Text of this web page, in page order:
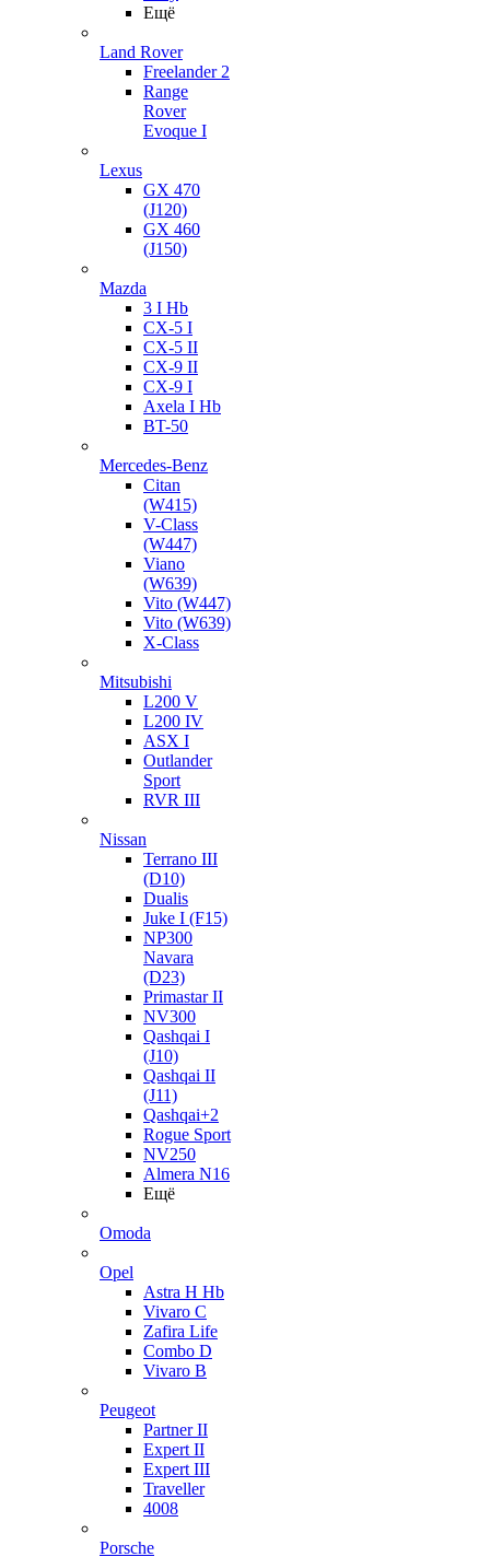
Ещё
Land Rover
Freelander 2
Range
Rover
Evoque I
Lexus
GX 470
(J120)
GX 460
(J150)
Mazda
3 I Hb
CX-5 I
CX-5 II
CX-9 II
CX-9 I
Axela I Hb
BT-50
Mercedes-Benz
Citan
(W415)
V-Class
(W447)
Viano
(W639)
Vito (W447)
Vito (W639)
X-Class
Mitsubishi
L200 V
L200 IV
ASX I
Outlander
Sport
RVR III
Nissan
Terrano III
(D10)
Dualis
Juke I (F15)
NP300
Navara
(D23)
Primastar II
NV300
Qashqai I
(J10)
Qashqai II
(J11)
Qashqai+2
Rogue Sport
NV250
Almera N16
Ещё
Omoda
Opel
Astra H Hb
Vivaro C
Zafira Life
Combo D
Vivaro B
Peugeot
Partner II
Expert II
Expert III
Traveller
4008
Porsche